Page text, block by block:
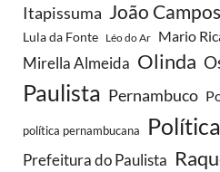
Itapissuma João Campos
Lula da Fonte Léo do Ar Mario
Mirella Almeida Olinda
Paulista Pernambuco
política pernambucana
Prefeitura do Paulista